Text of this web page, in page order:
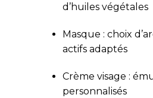
d’huiles végétales
Masque : choix
actifs adaptés
Crème visage :
personnalisés